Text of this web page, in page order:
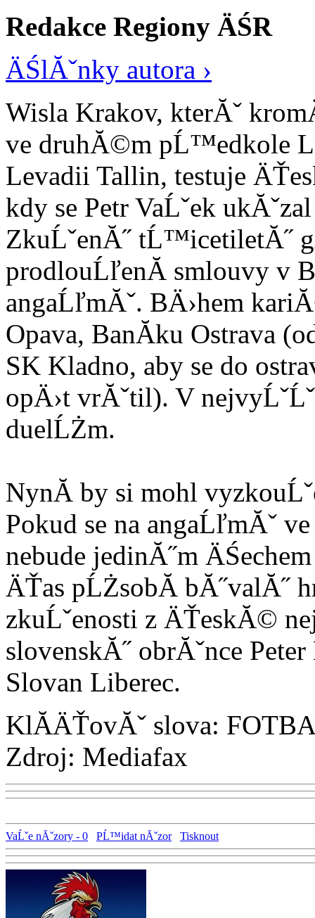
Redakce Regiony ÄŚR
ÄŚlĂˇnky autora ›
Wisla Krakov, kterĂˇ
ve druhĂ©m pĹ™edkole
Levadii Tallin, testuje
kdy se Petr VaĹˇek
ZkuĹˇenĂ˝ tĹ™icetiletĂ˝
prodlouĹľenĂ­ smlouvy v
angaĹľmĂˇ. BÄ›hem
Opava, BanĂ­ku Ostrava
SK Kladno, aby se do
opÄ›t vrĂˇtil). V
duelĹŻm.
NynĂ­ by si mohl
Pokud se na angaĹľmĂˇ
nebude jedinĂ˝m
ÄŤas pĹŻsobĂ­ bĂ˝valĂ˝
zkuĹˇenosti z ÄŤeskĂ©
slovenskĂ˝ obrĂˇnce
Slovan Liberec.
KlĂ­ÄŤovĂˇ slova:
Zdroj: Mediafax
VaĹˇe nĂˇzory - 0 PĹ™idat nĂˇzor Tisknout